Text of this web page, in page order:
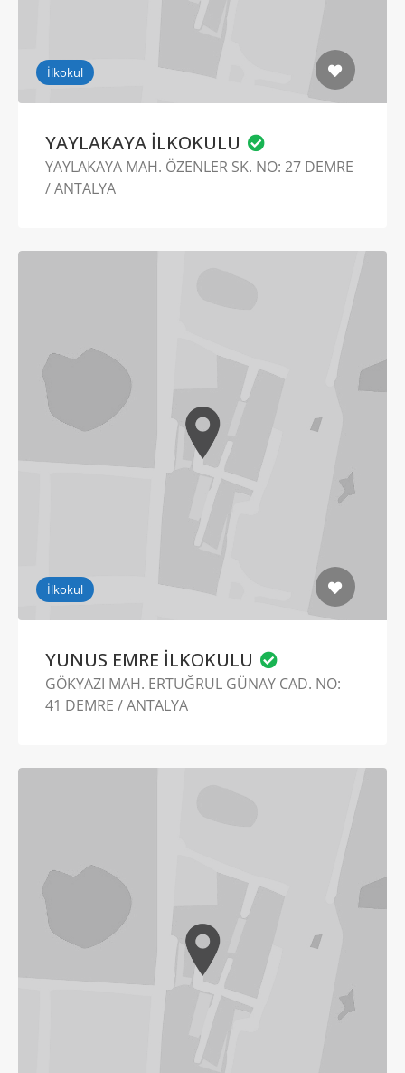
İlkokul
YAYLAKAYA İLKOKULU
YAYLAKAYA MAH. ÖZENLER SK. NO: 27 DEMRE
/ ANTALYA
İlkokul
YUNUS EMRE İLKOKULU
GÖKYAZI MAH. ERTUĞRUL GÜNAY CAD. NO:
41 DEMRE / ANTALYA